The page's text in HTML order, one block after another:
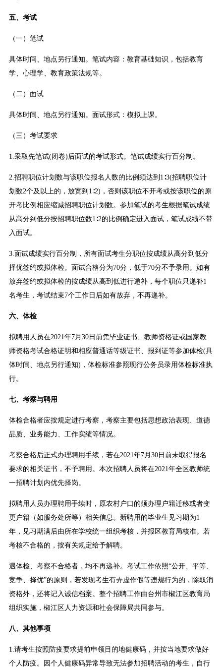
五、考试
（一）笔试
具体时间、地点另行通知。笔试内容：教育基础知识，包括教育
学、心理学、教育政策法规等。
（二）面试
具体时间、地点另行通知。面试形式：模拟上课。
（三）考试要求
1.采取先笔试(闭卷)后面试的考试形式。笔试成绩实行百分制。
2.招聘职位计划数与该职位报名人数的比例须达到1∶3(招聘职位计
划数2个及以上的，放宽到1∶2)，否则该职位不开考或按该职位的原
开考比例相应缩减招聘职位计划数。参加笔试的考生根据笔试成绩
从高分到低分按招聘职位数1∶2的比例确定进入面试，笔试成绩不带
入面试。
3.面试成绩实行百分制，所有面试考生分职位按成绩从高分到低分
择优签约或拟体检。面试合格分为70分，低于70分不予录用。如有
放弃签约或拟体检的按成绩从高到低进行递补，每个职位只递补1
名考生，考试结束7个工作日后如有放弃，不再递补。
六、体检
拟聘用人员在2021年7月30日前凭毕业证书、教师资格证或国家教
师资格考试合格证明和相应普通话等级证书、报到证等参加体检(具
体时间、地点另行通知)，体检标准参照现行公务员录用体检标准执
行。
七、考察与聘用
体检合格者应按规定进行考察，考察主要包括思想政治表现、道德
品质、业务能力、工作实绩等情况。
考察合格后正式办理聘用手续，若在2021年7月30日前未取得报名
要求的相关证书，不予聘用。本次招聘人员将在2021年全区教师统
一招聘计划内优先择岗。
拟聘用人员办理聘用手续时，原农村户口的须办理户籍迁移或者变
更户籍（如服务处所等）相关信息。新聘用的毕业生见习期为1
年，见习期满后由所在学校统一组织考核，并报区教育局核准。若
考核不合格的，按有关规定给予解聘。
遇体检、考察不合格者，均不再递补。考试工作依照“公开、平等、
竞争、择优”的原则，若发现考生有弄虚作假等违规行为的，除取消
资格外，还将记入诚信档案。整个招聘工作由台州市椒江区教育局
组织实施，椒江区人力资源和社会保障局共同参与。
八、其他事项
1.请考生按照防疫要求提前申领目的地健康码，并按当地要求做好
个人防疫。因个人健康码异常导致无法参加招聘活动的考生，自行